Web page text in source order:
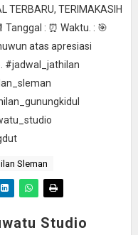
TERBARU, TERIMAKASIH
Tanggal : ⏰ Waktu. : 🎯
atas apresiasi
#jadwal_jathilan
Sleman
Studio